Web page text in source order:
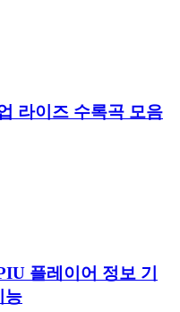
라이즈 수록곡 모음
플레이어 정보 기
능